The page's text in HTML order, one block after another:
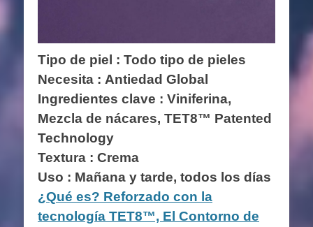
Tipo de piel : Todo tipo de pieles
Necesita : Antiedad Global
Ingredientes clave : Viniferina,
Mezcla de nácares, TET8™ Patented
Technology
Textura : Crema
Uso : Mañana y tarde, todos los días
¿Qué es? Reforzado con la
tecnología TET8™, El Contorno de